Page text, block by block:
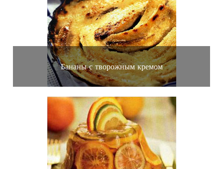
Бананы с творожным кремом